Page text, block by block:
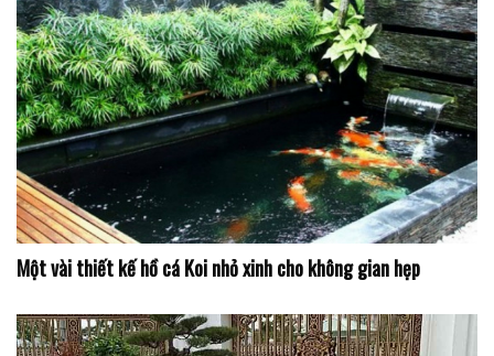
Một vài thiết kế hồ cá Koi nhỏ xinh cho không gian hẹp